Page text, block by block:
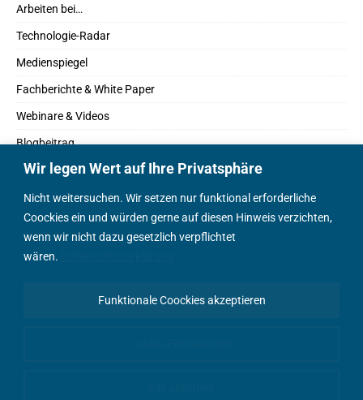
Wir legen Wert auf Ihre Privatsphäre
Nicht weitersuchen. Wir setzen nur funktional erforderliche
Coockies ein und würden gerne auf diesen Hinweis verzichten,
wenn wir nicht dazu gesetzlich verpflichtet
wären.
Funktionale Coockies akzeptieren
Arbeiten bei…
Technologie-Radar
Medienspiegel
Fachberichte & White Paper
Webinare & Videos
Blogbeitrag
Fachbücher
Marktreport
Podcasts
Positionspapier
English Content